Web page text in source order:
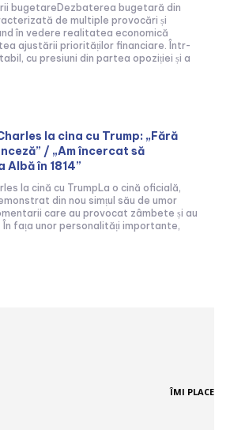
bugetareDezbaterea bugetară din
de multiple provocări și
în vedere realitatea economică
ajustării priorităților financiare. Într-
cu presiuni din partea opoziției și a
la cina cu Trump: „Fără
/ „Am încercat să
Albă în 1814”
la cină cu TrumpLa o cină oficială,
din nou simțul său de umor
care au provocat zâmbete și au
fața unor personalități importante,
ÎMI PLACE